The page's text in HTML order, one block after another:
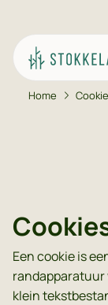
Ga naar de
Ga naar de
Ga naar de
Home
Een cookie is
randapparatuur
klein
Contact